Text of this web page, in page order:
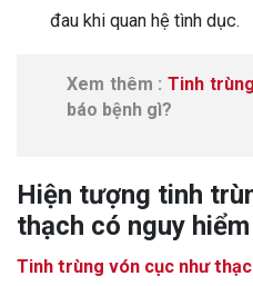
đau khi quan hệ tình dục.
Xem thêm : Tinh
báo bệnh gì?
Hiện tượng tinh
thạch có nguy
Tinh trùng vón cục như